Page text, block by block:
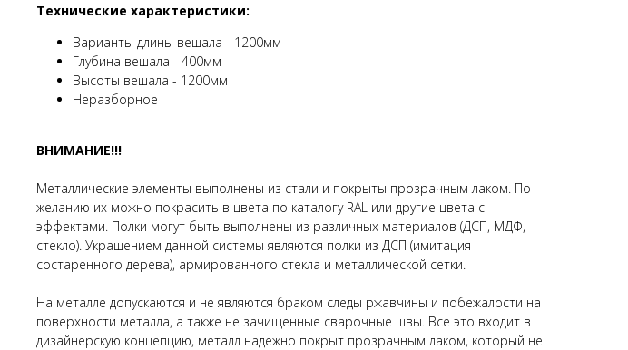
Технические характеристики:
Варианты длины вешала - 1200мм
Глубина вешала - 400мм
Высоты вешала - 1200мм
Неразборное
ВНИМАНИЕ!!!
Металлические элементы выполнены из стали и покрыты прозрачным лаком. По
желанию их можно покрасить в цвета по каталогу RAL или другие цвета с
эффектами. Полки могут быть выполнены из различных материалов (ДСП, МДФ,
стекло). Украшением данной системы являются полки из ДСП (имитация
состаренного дерева), армированного стекла и металлической сетки.
На металле допускаются и не являются браком следы ржавчины и побежалости на
поверхности металла, а также не зачищенные сварочные швы. Все это входит в
дизайнерскую концепцию, металл надежно покрыт прозрачным лаком, который не